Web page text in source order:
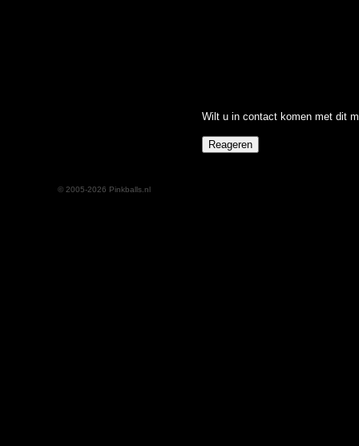
Wilt u in contact komen met dit
© 2005-2026 Pinkballs.nl